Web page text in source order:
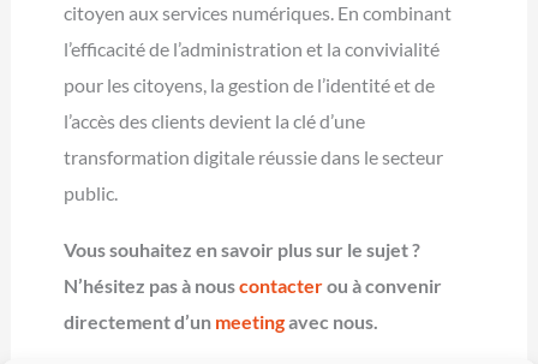
citoyen aux services numériques. En combinant
l’efficacité de l’administration et la convivialité
pour les citoyens, la gestion de l’identité et de
l’accès des clients devient la clé d’une
transformation digitale réussie dans le secteur
public.
Vous souhaitez en savoir plus sur le sujet ?
N’hésitez pas à nouscontacterou à convenir
directement d’un meetingavec nous.